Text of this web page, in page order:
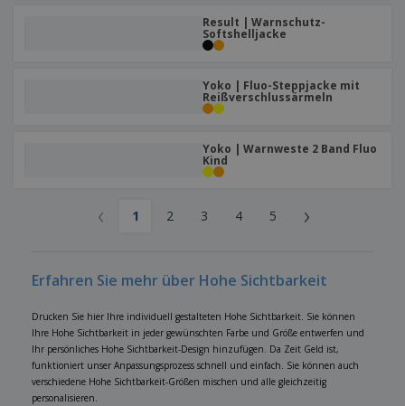
Result | Warnschutz-
Softshelljacke
Yoko | Fluo-Steppjacke mit
Reißverschlussärmeln
Yoko | Warnweste 2 Band Fluo
Kind
‹ 1 2 3 4 5 ›
Erfahren Sie mehr über Hohe Sichtbarkeit
Drucken Sie hier Ihre individuell gestalteten Hohe Sichtbarkeit. Sie können
Ihre Hohe Sichtbarkeit in jeder gewünschten Farbe und Größe entwerfen und
Ihr persönliches Hohe Sichtbarkeit-Design hinzufügen. Da Zeit Geld ist,
funktioniert unser Anpassungsprozess schnell und einfach. Sie können auch
verschiedene Hohe Sichtbarkeit-Größen mischen und alle gleichzeitig
personalisieren.